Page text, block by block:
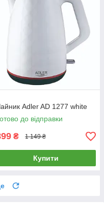
Adler AD 1277 white
до відправки
₴ 1 149 ₴
Купити